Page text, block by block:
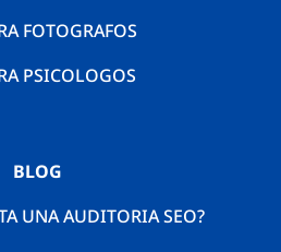
FOTOGRAFOS
PSICOLOGOS
BLOG
UNA AUDITORIA SEO?